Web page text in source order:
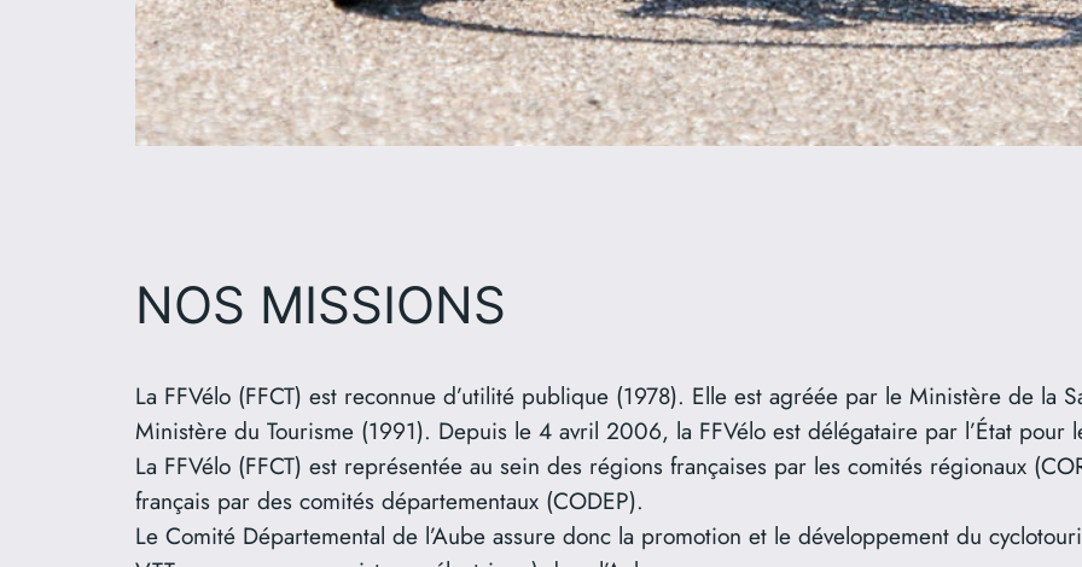
NOS MISSIONS
La FFVélo (FFCT) est reconnue d’utilité publique (1978). Elle est agréée par le Ministère de la
Ministère du Tourisme (1991). Depuis le 4 avril 2006, la FFVélo est délégataire par l’État pour
La FFVélo (FFCT) est représentée au sein des régions françaises par les comités régionaux
français par des comités départementaux (CODEP).
Le Comité Départemental de l’Aube assure donc la promotion et le développement du